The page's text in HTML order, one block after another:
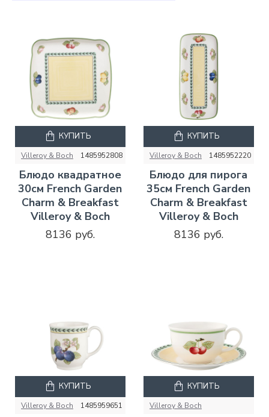
Villeroy & Boch 1485952808
Блюдо квадратное
30см French Garden
Charm & Breakfast
Villeroy & Boch
8136 руб.
КУПИТЬ
Villeroy & Boch 1485952220
Блюдо для пирога
35см French Garden
Charm & Breakfast
Villeroy & Boch
8136 руб.
КУПИТЬ
Villeroy & Boch 1485959651
КУПИТЬ
Villeroy & Boch
КУПИТЬ